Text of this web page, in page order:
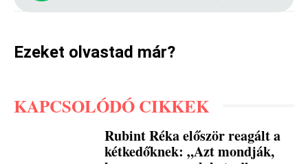
Ezeket olvastad már?
KAPCSOLÓDÓ CIKKEK
Rubint Réka először reagált a
kétkedőknek: „Azt mondják,